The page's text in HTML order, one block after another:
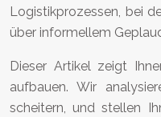
Logistikprozessen, bei
über informellem
Dieser Artikel zeigt
aufbauen. Wir
scheitern, und stellen